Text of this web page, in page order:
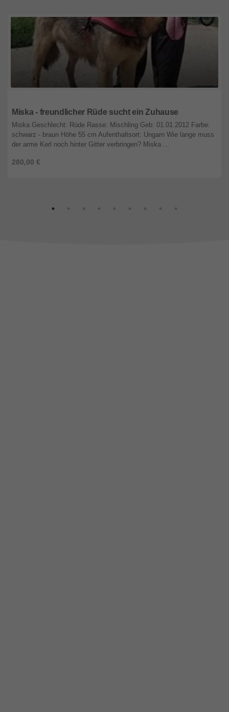
Miska - freundlicher Rüde sucht ein Zuhause
280,00 €
Miska Geschlecht: Rüde Rasse: Mischling Geb: 01.01.2012 Farbe:
schwarz - braun Höhe 55 cm Aufenthaltsort: Ungarn Wie lange muss
der arme Kerl noch hinter Gitter verbringen? Miska ...